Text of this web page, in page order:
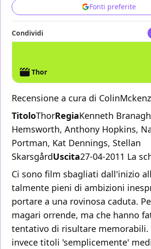
Fonti preferite
Condividi
Thor
Recensione a cura di
TitoloThorRegiaKenneth Branagh
Hemsworth, Anthony Hopkins,
Portman, Kat Dennings, Stellan
SkarsgårdUscita27-04-2011 La
Ci sono film sbagliati dall'inizio
talmente pieni di ambizioni
portare a una rovinosa caduta.
magari orrende, ma che hanno
tentativo di risultare memorabili.
invece titoli 'semplicemente'